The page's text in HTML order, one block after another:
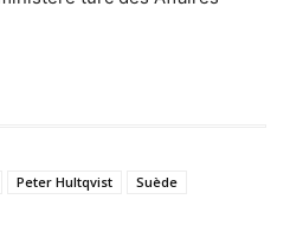
Peter Hultqvist
Suède